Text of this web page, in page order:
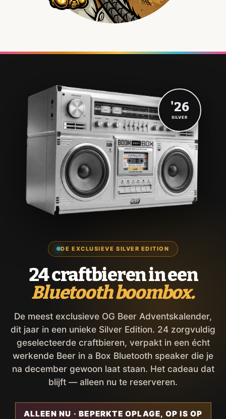
DE EXCLUSIEVE SILVER EDITION
24 craftbieren in een
Bluetooth boombox.
De meest exclusieve OG Beer Adventskalender,
dit jaar in een unieke Silver Edition. 24 zorgvuldig
geselecteerde craftbieren, verpakt in een écht
werkende Beer in a Box Bluetooth speaker die je
na december gewoon laat staan. Het cadeau dat
blijft — alleen nu te reserveren.
ALLEEN NU · BEPERKTE OPLAGE, OP IS OP
'26
SILVER